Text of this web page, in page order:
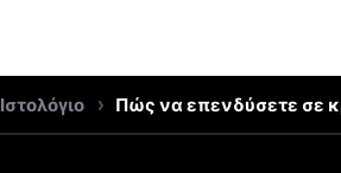
Ιστολόγιο Πώς να επενδύσετε σε